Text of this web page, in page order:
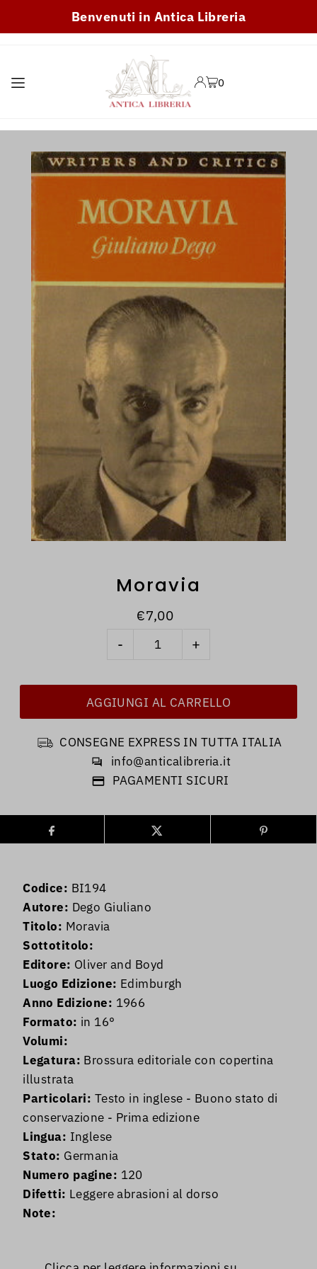
TRANSLATION MISSING:
Benvenuti in Antica Libreria
0
Moravia
€7,00
- +
CONSEGNE EXPRESS IN TUTTA ITALIA
info@anticalibreria.it
PAGAMENTI SICURI
Codice: BI194
Autore: Dego Giuliano
Titolo: Moravia
Sottotitolo:
Editore: Oliver and Boyd
Luogo Edizione: Edimburgh
Anno Edizione: 1966
Formato: in 16°
Volumi:
Legatura: Brossura editoriale con copertina
illustrata
Particolari: Testo in inglese - Buono stato di
conservazione - Prima edizione
Lingua: Inglese
Stato: Germania
Numero pagine: 120
Difetti: Leggere abrasioni al dorso
Note: